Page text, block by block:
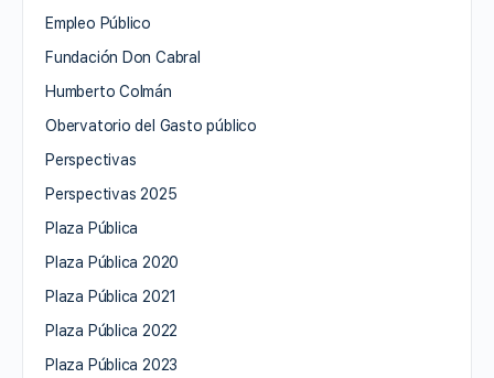
Empleo Público
Fundación Don Cabral
Humberto Colmán
Obervatorio del Gasto público
Perspectivas
Perspectivas 2025
Plaza Pública
Plaza Pública 2020
Plaza Pública 2021
Plaza Pública 2022
Plaza Pública 2023